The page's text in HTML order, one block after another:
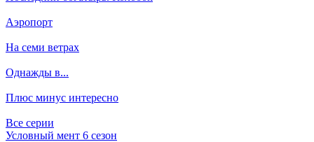
Аэропорт
На семи ветрах
Однажды в...
Плюс минус интересно
Все серии
Условный мент 6 сезон